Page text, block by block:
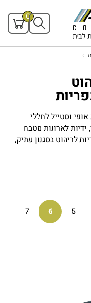
0
וסטייל לחללי
לארונות מטבח
לריהוט בסגנון עתיק,
לארונות אמבטיה ועוד.
ונוחות לבין עיצוב
בחומרים איכותיים:
ידיות קריסטל, ברזל
ידיות רב גוניות
מיוחדים. מלבד
אופי ייחודי
5
6
7